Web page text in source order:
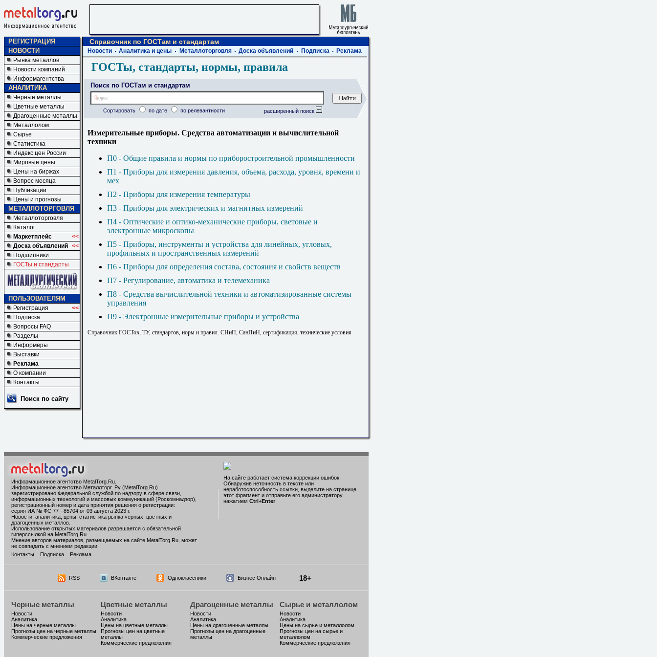
РЕГИСТРАЦИЯ
НОВОСТИ
Рынка металлов
Новости компаний
Информагентства
АНАЛИТИКА
Черные металлы
Цветные металлы
Драгоценные металлы
Металлолом
Сырье
Статистика
Индекс цен России
Мировые цены
Цены на биржах
Вопрос месяца
Публикации
Цены и прогнозы
МЕТАЛЛОТОРГОВЛЯ
Металлоторговля
Каталог
Маркетплейс
<<
Доска объявлений <<
Подшипники
ГОСТы и стандарты
ПОЛЬЗОВАТЕЛЯМ
Регистрация
<<
Подписка
Вопросы FAQ
Разделы
Информеры
Выставки
Реклама
О компании
Контакты
Поиск по сайту
Справочник по ГОСТам и стандартам
Новости Аналитика и цены Металлоторговля Доска объявлений Подписка Реклама
ГОСТы, стандарты, нормы, правила
Поиск по ГОСТам и стандартам
Сортировать по дате по релевантности расширенный поиск
Измерительные приборы. Средства автоматизации и вычислительной
техники
П0 - Общие правила и нормы по приборостроительной промышленности
П1 - Приборы для измерения давления, объема, расхода, уровня, времени и
мех
П2 - Приборы для измерения температуры
П3 - Приборы для электрических и магнитных измерений
П4 - Оптические и оптико-механические приборы, световые и
электронные микроскопы
П5 - Приборы, инструменты и устройства для линейных, угловых,
профильных и пространственных измерений
П6 - Приборы для определения состава, состояния и свойств веществ
П7 - Регулирование, автоматика и телемеханика
П8 - Средства вычислительной техники и автоматизированные системы
управления
П9 - Электронные измерительные приборы и устройства
Справочник ГОСТов, ТУ, стандартов, норм и правил. СНиП, СанПиН, сертификация, технические условия
Информационное агентство MetalTorg.Ru
Информационное агентство Металлторг. Ру (MetalTorg.Ru)
зарегистрировано Федеральной службой по надзору в сфере связи,
информационных технологий и массовых коммуникаций (Роскомнадзор),
регистрационный номер и дата принятия решения о регистрации:
серия ИА № ФС 77 - 85704 от 03 августа 2023 г.
Новости, аналитика, цены, статистика рынка черных, цветных и
драгоценных металлов.
Использование открытых материалов разрешается с обязательной
гиперссылкой на MetalTorg.Ru
Мнение авторов материалов, размещаемых на сайте MetalTorg.Ru, может
не совпадать с мнением редакции.
Контакты
Подписка Реклама
На сайте работает система коррекции ошибок.
Обнаружив неточность в тексте или
неработоспособность ссылки, выделите на странице
этот фрагмент и отправьте его администратору
нажатием Ctrl+Enter
RSS ВКонтакте Одноклассники Бизнес Онлайн 18+
Черные металлы
Новости
Аналитика
Цены на черные металлы
Прогнозы цен на черные металлы
Коммерческие предложения
Цветные металлы
Новости
Аналитика
Цены на цветные металлы
Прогнозы цен на цветные
металлы
Коммерческие предложения
Драгоценные металлы
Новости
Аналитика
Цены на драгоценные металлы
Прогнозы цен на драгоценные
металлы
Сырье и металлолом
Новости
Аналитика
Цены на сырье и металлолом
Прогнозы цен на сырье и
металлолом
Коммерческие предложения